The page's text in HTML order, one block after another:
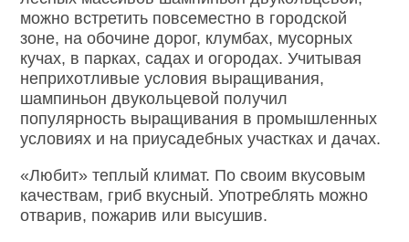
можно встретить повсеместно в городской
зоне, на обочине дорог, клумбах, мусорных
кучах, в парках, садах и огородах. Учитывая
неприхотливые условия выращивания,
шампиньон двукольцевой получил
популярность выращивания в промышленных
условиях и на приусадебных участках и дачах.
«Любит» теплый климат. По своим вкусовым
качествам, гриб вкусный. Употреблять можно
отварив, пожарив или высушив.